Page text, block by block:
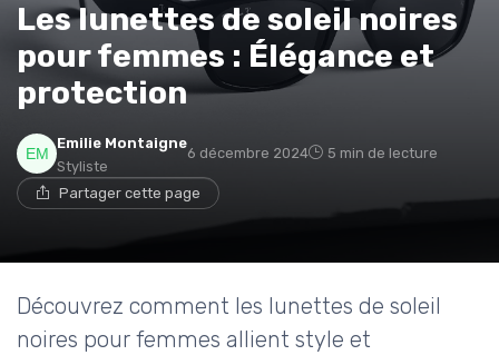
Les lunettes de soleil noires
pour femmes : Élégance et
protection
Emilie Montaigne
Styliste
6 décembre 2024 5 min de lecture
Partager cette page
Découvrez comment les lunettes de soleil
noires pour femmes allient style et